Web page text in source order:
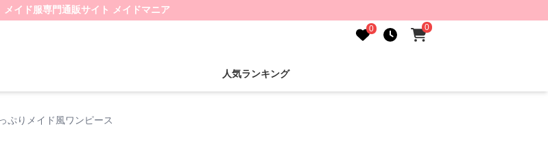
メイド服専門通販サイト メイドマニア
0 0
人気ランキング
ぷりメイド風ワンピース